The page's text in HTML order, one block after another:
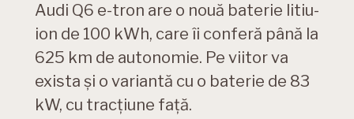
Audi Q6 e-tron are o nouă baterie litiu-
ion de 100 kWh, care îi conferă până la
625 km de autonomie. Pe viitor va
exista și o variantă cu o baterie de 83
kW, cu tracțiune față.